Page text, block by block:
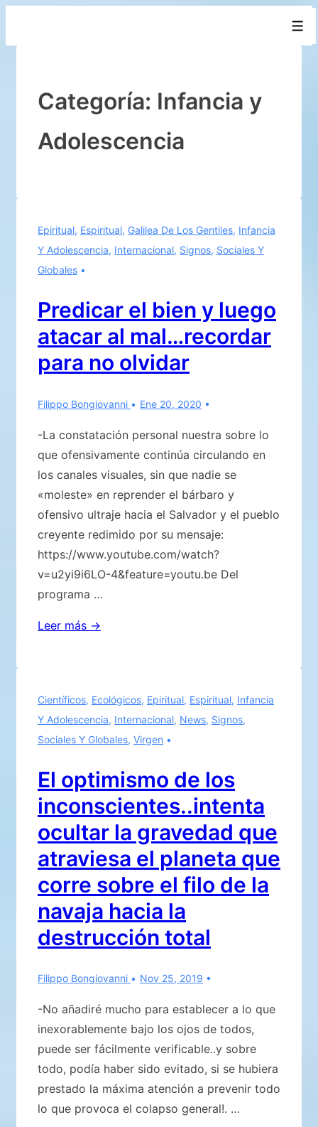
principalCategoría: Infancia y
Adolescencia
Epiritual, Espiritual, Galilea De Los Gentiles, Infancia
Y Adolescencia, Internacional, Signos, Sociales Y
Globales
Predicar el bien y luego
atacar al mal…recordar
para no olvidar
Filippo Bongiovanni Ene 20, 2020
-La constatación personal nuestra sobre lo
que ofensivamente continúa circulando en
los canales visuales, sin que nadie se
«moleste» en reprender el bárbaro y
ofensivo ultraje hacia el Salvador y el pueblo
creyente redimido por su mensaje:
https://www.youtube.com/watch?
v=u2yi9i6LO-4&feature=youtu.be Del
programa …
Predicar
luego
atacar
al
recordar
para
olvidar
Leer más →
Científicos, Ecológicos, Epiritual, Espiritual, Infancia
Y Adolescencia, Internacional, News, Signos,
Sociales Y Globales, Virgen
El optimismo de los
inconscientes..intenta
ocultar la gravedad que
atraviesa el planeta que
corre sobre el filo de la
navaja hacia la
destrucción total
Filippo Bongiovanni Nov 25, 2019
-No añadiré mucho para establecer a lo que
inexorablemente bajo los ojos de todos,
puede ser fácilmente verificable..y sobre
todo, podía haber sido evitado, si se hubiera
prestado la máxima atención a prevenir todo
lo que provoca el colapso general!. …